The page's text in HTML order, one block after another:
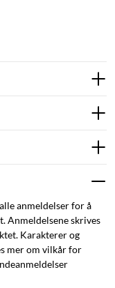
anmeldelser for å
Anmeldelsene skrives
Karakterer og
mer om vilkår for